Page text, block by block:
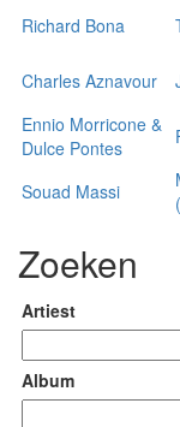
Richard Bona
Charles Aznavour
Ennio Morricone &
Dulce Pontes
Souad Massi
Zoeken
Artiest
Album